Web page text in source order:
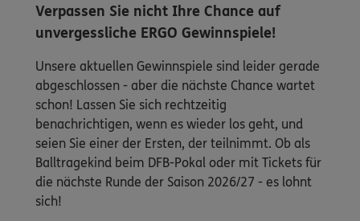
Verpassen Sie nicht Ihre Chance auf
unvergessliche ERGO Gewinnspiele!
Unsere aktuellen Gewinnspiele sind leider gerade
abgeschlossen - aber die nächste Chance wartet
schon! Lassen Sie sich rechtzeitig
benachrichtigen, wenn es wieder los geht, und
seien Sie einer der Ersten, der teilnimmt. Ob als
Balltragekind beim DFB-Pokal oder mit Tickets für
die nächste Runde der Saison 2026/27 - es lohnt
sich!